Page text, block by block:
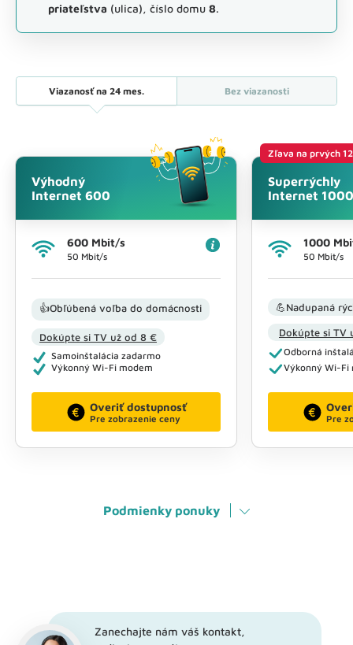
priateľstva (ulica), číslo domu 8.
Viazanosť na 24 mes. Bez viazanosti
Výhodný
Internet 600
600 Mbit/s
50 Mbit/s
👍Obľúbená voľba do domácnosti
Dokúpte si TV už od 8 €
Samoinštalácia zadarmo
Výkonný Wi-Fi modem
Overiť dostupnosť
Pre zobrazenie ceny
Zľava na prvých
Superrýchly
Internet 1000
1000
50 Mbit/s
💪Nadupaná
Dokúpte si TV
Odborná
Výkonný Wi-Fi
Pre
Podmienky ponuky
Zanechajte nám váš kontakt,